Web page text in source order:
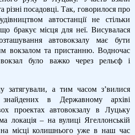
різні посадовці. Так, говорилося про
автостанції не стільки
бракує місця для неї. Висувалася
автовокзалу має бути
вокзалом та пристанню. Водночас
було важко через рельєф і
затягували, а тим часом з’вилися
в Державному архіві
проектах автовокзалу в Луцьку
локація – на вулиці Ягеллонській
місці колишнього уже в наш час